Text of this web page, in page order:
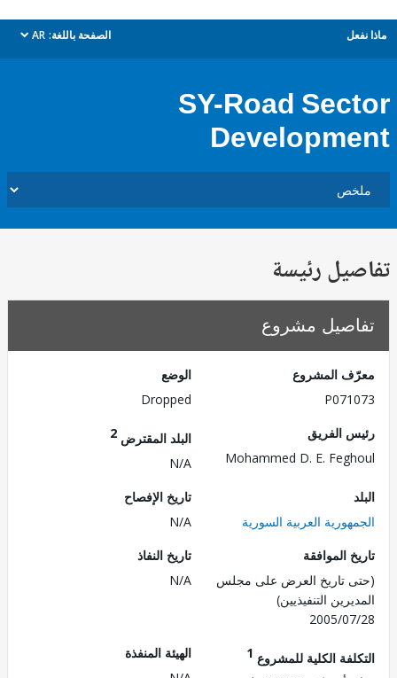
الصفحة باللغة: AR
dropdown
SY-Road
رئيسة
مشروع
المشروع
Dropped
الفريق
Mohammed D. E.
البلد المقترض
N/A
العربية السورية
تاريخ الإفصاح
الموافقة
تاريخ العرض على مجلس
التنفيذيين)
2005/
تاريخ النفاذ
N/A
الكلية للمشروع1
الهيئة المنفذة